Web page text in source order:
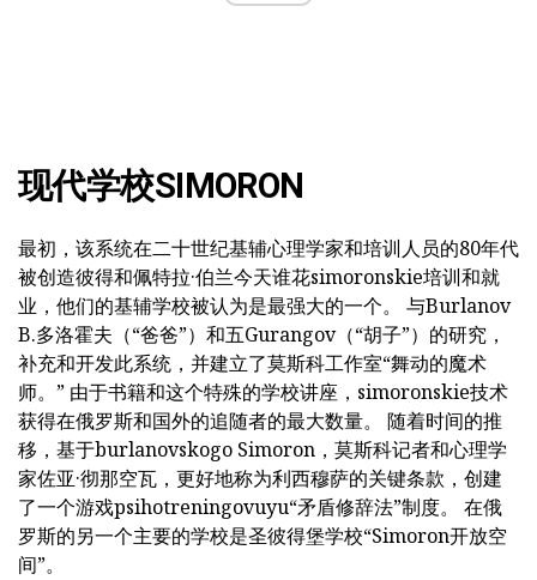
现代学校SIMORON
最初，该系统在二十世纪基辅心理学家和培训人员的80年代
被创造彼得和佩特拉·伯兰今天谁花simoronskie培训和就
业，他们的基辅学校被认为是最强大的一个。 与Burlanov
B.多洛霍夫（“爸爸”）和五Gurangov（“胡子”）的研究，
补充和开发此系统，并建立了莫斯科工作室“舞动的魔术
师。” 由于书籍和这个特殊的学校讲座，simoronskie技术
获得在俄罗斯和国外的追随者的最大数量。 随着时间的推
移，基于burlanovskogo Simoron，莫斯科记者和心理学
家佐亚·彻那空瓦，更好地称为利西穆萨的关键条款，创建
了一个游戏psihotreningovuyu“矛盾修辞法”制度。 在俄
罗斯的另一个主要的学校是圣彼得堡学校“Simoron开放空
间”。